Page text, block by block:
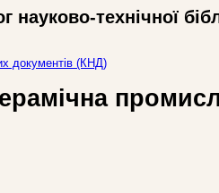
науково-технічної
документів (КНД)